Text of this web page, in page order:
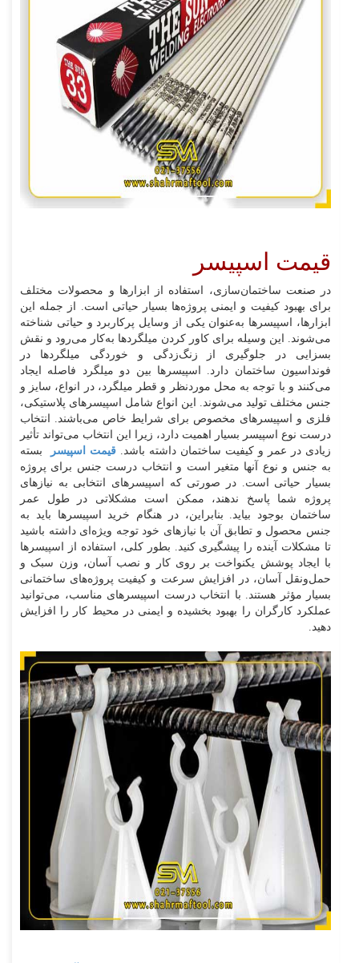
قیمت اسپیسر
در صنعت ساختمان‌سازی، استفاده از ابزارها و محصولات مختلف
برای بهبود کیفیت و ایمنی پروژه‌ها بسیار حیاتی است. از جمله این
ابزارها، اسپیسرها به‌عنوان یکی از وسایل پرکاربرد و حیاتی شناخته
می‌شوند. این وسیله برای کاور کردن میلگردها به‌کار می‌رود و نقش
بسزایی در جلوگیری از زنگ‌زدگی و خوردگی میلگردها در
فونداسیون ساختمان دارد. اسپیسرها بین دو میلگرد فاصله ایجاد
می‌کنند و با توجه به محل موردنظر و قطر میلگرد، در انواع، سایز و
جنس مختلف تولید می‌شوند. این انواع شامل اسپیسرهای پلاستیکی،
فلزی و اسپیسرهای مخصوص برای شرایط خاص می‌باشند. انتخاب
درست نوع اسپیسر بسیار اهمیت دارد، زیرا این انتخاب می‌تواند تأثیر
زیادی در عمر و کیفیت ساختمان داشته باشد. قیمت اسپیسر
بسته
به جنس و نوع آنها متغیر است و انتخاب درست جنس برای پروژه
بسیار حیاتی است. در صورتی که اسپیسرهای انتخابی به نیازهای
پروژه شما پاسخ ندهند، ممکن است مشکلاتی در طول عمر
ساختمان بوجود بیاید. بنابراین، در هنگام خرید اسپیسرها باید به
جنس محصول و تطابق آن با نیازهای خود توجه ویژه‌ای داشته باشید
تا مشکلات آینده را پیشگیری کنید. بطور کلی، استفاده از اسپیسرها
با ایجاد پوشش یکنواخت بر روی کار و نصب آسان، وزن سبک و
حمل‌و‌نقل آسان، در افزایش سرعت و کیفیت پروژه‌های ساختمانی
بسیار مؤثر هستند. با انتخاب درست اسپیسرهای مناسب، می‌توانید
عملکرد کارگران را بهبود بخشیده و ایمنی در محیط کار را افزایش
دهید.